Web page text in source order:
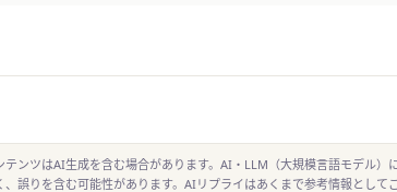
テンツはAI生成を含む場合があります。AI・LLM（大規模言語モデル）
、誤りを含む可能性があります。AIリプライはあくまで参考情報として